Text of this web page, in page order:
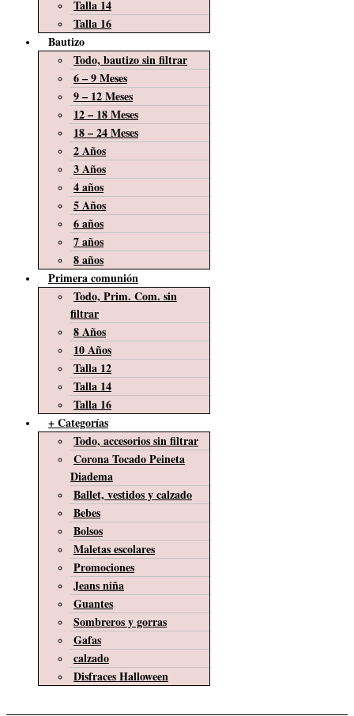
Talla 14
Talla 16
Bautizo
Todo, bautizo sin filtrar
6 – 9 Meses
9 – 12 Meses
12 – 18 Meses
18 – 24 Meses
2 Años
3 Años
4 años
5 Años
6 años
7 años
8 años
Primera comunión
Todo, Prim. Com. sin
filtrar
8 Años
10 Años
Talla 12
Talla 14
Talla 16
+ Categorías
Todo, accesorios sin filtrar
Corona Tocado Peineta
Diadema
Ballet, vestidos y calzado
Bebes
Bolsos
Maletas escolares
Promociones
Jeans niña
Guantes
Sombreros y gorras
Gafas
calzado
Disfraces Halloween